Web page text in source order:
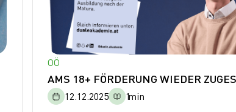
OÖ
AMS 18+ FÖRDERUNG WIEDER
12.12.2025 1min